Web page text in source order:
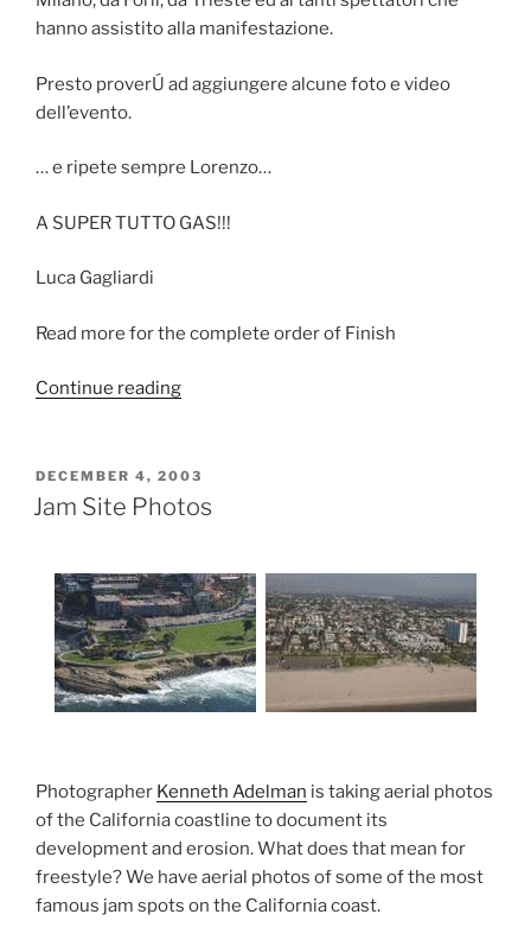
hanno assistito alla manifestazione.
Presto proverÚ ad aggiungere alcune foto e video
dell’evento.
… e ripete sempre Lorenzo…
A SUPER TUTTO GAS!!!
Luca Gagliardi
Read more for the complete order of Finish
Continue reading
POSTED
ON
DECEMBER 4, 2003
Jam Site Photos
Photographer Kenneth Adelman is taking aerial photos
of the California coastline to document its
development and erosion. What does that mean for
freestyle? We have aerial photos of some of the most
famous jam spots on the California coast.